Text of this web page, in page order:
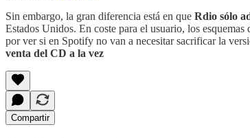
Sin embargo, la gran diferencia está en que Rdio sólo
Estados Unidos. En coste para el usuario, los
por ver si en Spotify no van a necesitar sacrificar la
venta del CD a la vez
Compartir